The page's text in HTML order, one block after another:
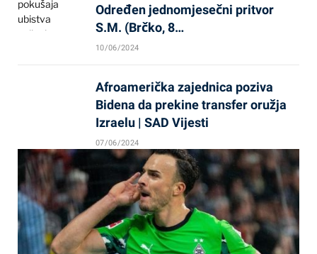
Određen jednomjesečni pritvor
S.M. (Brčko, 8…
10/06/2024
Afroamerička zajednica poziva
Bidena da prekine transfer oružja
Izraelu | SAD Vijesti
07/06/2024